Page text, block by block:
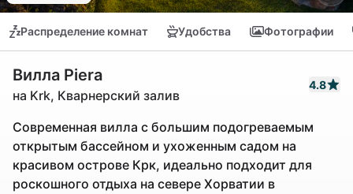
Распределение комнат Удобства Фотографии
Вилла Piera
на Krk, Кварнерский залив
4.8
Современная вилла с большим подогреваемым
открытым бассейном и ухоженным садом на
красивом острове Крк, идеально подходит для
роскошного отдыха на севере Хорватии в